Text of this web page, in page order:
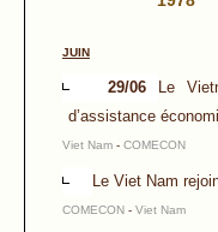
JUIN
29/06
Le
d’assistance
Viet Nam - COMECON
Le Viet Nam
COMECON - Viet Nam